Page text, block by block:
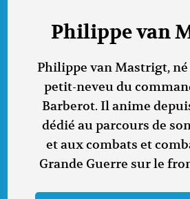
Philippe van
Philippe van Mastrigt, né
petit-neveu du
Barberot. Il anime
dédié au parcours de
et aux combats et
Grande Guerre sur le